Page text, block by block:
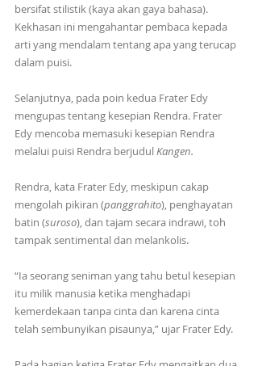
bersifat stilistik (kaya akan gaya bahasa).
Kekhasan ini mengahantar pembaca kepada
arti yang mendalam tentang apa yang terucap
dalam puisi.
Selanjutnya, pada poin kedua Frater Edy
mengupas tentang kesepian Rendra. Frater
Edy mencoba memasuki kesepian Rendra
melalui puisi Rendra berjudul Kangen.
Rendra, kata Frater Edy, meskipun cakap
mengolah pikiran (panggrahito), penghayatan
batin (suroso), dan tajam secara indrawi, toh
tampak sentimental dan melankolis.
“Ia seorang seniman yang tahu betul kesepian
itu milik manusia ketika menghadapi
kemerdekaan tanpa cinta dan karena cinta
telah sembunyikan pisaunya,” ujar Frater Edy.